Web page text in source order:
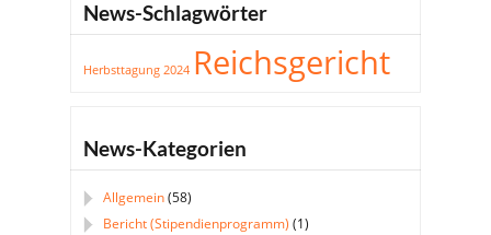
News-Schlagwörter
Herbsttagung 2024 Reichsgericht
News-Kategorien
Allgemein(58)
Bericht (Stipendienprogramm) (1)